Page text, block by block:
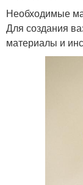
Необходимые
Для создания
материалы и